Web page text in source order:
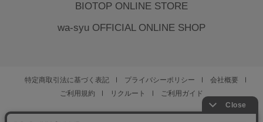
BIOTOP ONLINE STORE
wa-syu OFFICIAL ONLINE SHOP
特定商取引法に基づく表記 プライバシーポリシー
会社概要
ご利用規約
リクルート ご利用ガイド